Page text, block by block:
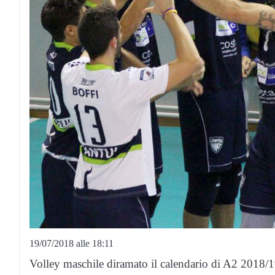
19/07/2018 alle 18:11
Volley maschile diramato il calendario di A2 2018/